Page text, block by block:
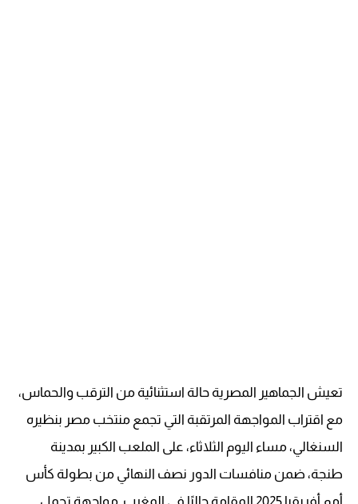
تعيش الجماهير المصرية حالة استثنائية من الترقب والحماس،
مع اقتراب المواجهة المرتقبة التي تجمع منتخب مصر بنظيره
السنغالي، مساء اليوم الثلاثاء، على الملعب الكبير بمدينة
طنجة، ضمن منافسات الدور نصف النهائي من بطولة كأس